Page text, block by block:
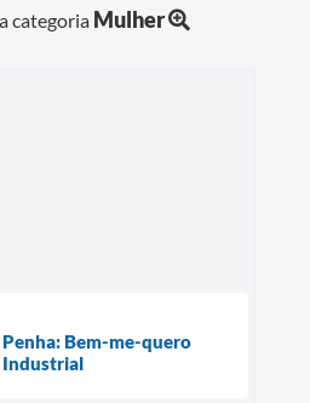
categoria Mulher
Bem-me-quero
Industrial